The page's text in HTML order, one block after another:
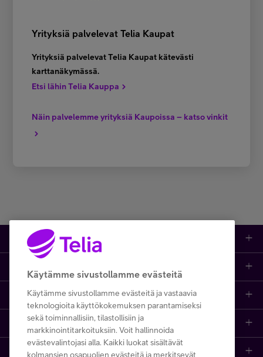
Yrityksiä palvelevat Telia Kaupat
Yrityksiä palvelevat Telia Kaupat kätevästi
karttanäkymässä.
Etsi lähin Telia Kauppa
Näin palvelemme yrityksiä Kaupoissa – katso vinkit
Tuotteet
IT-palvelut
Yrittäjän palvelut
Julkishallinnolle
Etusivu
Yhteystiedot
Paikalliset yritysmyyjät
Opi ja inspiroidu
Kaikki sisällöt
Artikkelit
Telia
Telia
Telia Finland
Käytämme sivustollamme evästeitä
Käytämme sivustollamme evästeitä ja vastaavia
teknologioita käyttökokemuksen parantamiseksi
sekä toiminnallisiin, tilastollisiin ja
markkinointitarkoituksiin. Voit hallinnoida
evästevalintojasi alla. Kaikki luokat sisältävät
kolmansien osapuolien evästeitä ja merkitsevät